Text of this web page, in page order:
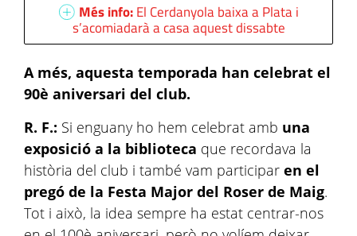
Més info:El Cerdanyola baixa a Plata i
s’acomiadarà a casa aquest dissabte
A més, aquesta temporada han celebrat el
90è aniversari del club.
R. F.: Si enguany ho hem celebrat amb una
exposició a la biblioteca que recordava la
història del club i també vam participar en el
pregó de la Festa Major del Roser de Maig.
Tot i això, la idea sempre ha estat centrar-nos